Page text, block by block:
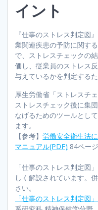
イント
『仕事のストレス判定図
業関連疾患の予防に関す
で、ストレスチェックの
価し、従業員のストレス
与えているかを判定するた
厚生労働省「ストレスチ
ストレスチェック後に集
なげるためのツールとし
ます。
【参考】 労働安全衛生法
マニュアル(PDF) 84ページ
「仕事のストレス判定図
しく解説されています。
さい。
「仕事のストレス判定図